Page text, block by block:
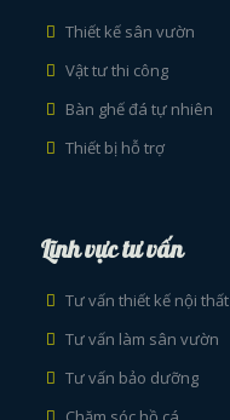
Thiết kế sân vườn
Vật tư thi công
Bàn ghế đá tự nhiên
Thiết bị hỗ trợ
Lĩnh vực tư vấn
Tư vấn thiết kế nội thất
Tư vấn làm sân vườn
Tư vấn bảo dưỡng